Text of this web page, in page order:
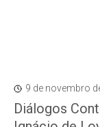
9 de novembro
Diálogos